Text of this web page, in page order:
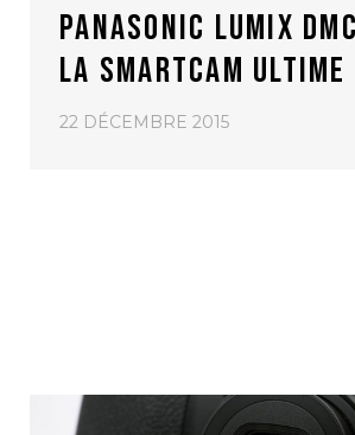
PANASONIC LUMIX
LA SMARTCAM ULTIME
22 DÉCEMBRE 2015